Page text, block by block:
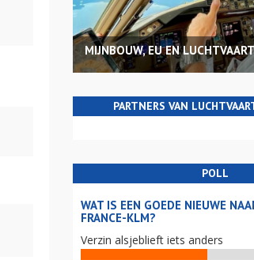
MIJNBOUW, EU EN LUCHTVAART
PARTNERS VAN
POLL
WAT IS EEN GOEDE NIEUWE
FRANCE-KLM?
Verzin alsjeblieft iets anders